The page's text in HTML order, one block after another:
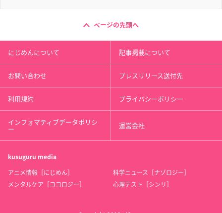
ページの先頭へ
にじめんについて 記事掲載について
お問い合わせ プレスリリース送付先
利用規約 プライバシーポリシー
インフォマティブデータポリシ
ー 運営会社
kusuguru media
アニメ情報［にじめん］
科学ニュース［ナゾロジー］
メンタルケア［ココロジー］
心理テスト［シンリ］